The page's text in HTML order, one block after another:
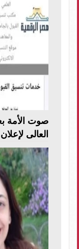
صوت الأمة
العالى